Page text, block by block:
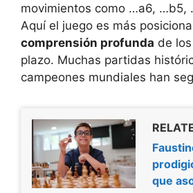
movimientos como …a6, …b5,
Aquí el juego es más
comprensión profunda de
plazo. Muchas partidas
campeones mundiales han
que